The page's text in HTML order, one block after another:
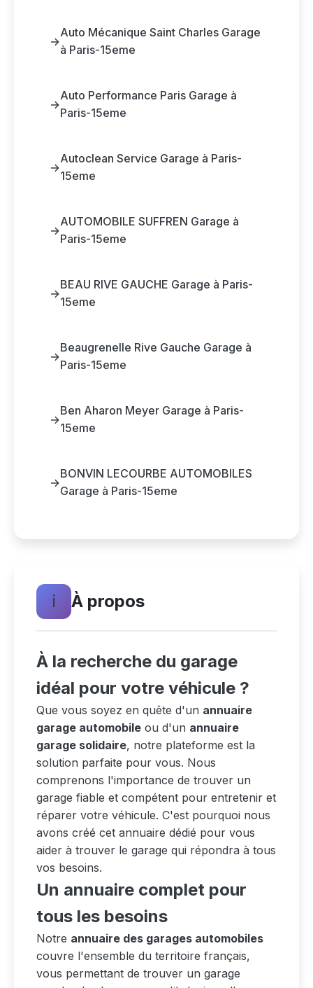
→
Auto Mécanique Saint Charles Garage
à Paris-15eme
→
Auto Performance Paris Garage à
Paris-15eme
→
Autoclean Service Garage à Paris-
15eme
→
AUTOMOBILE SUFFREN Garage à
Paris-15eme
→
BEAU RIVE GAUCHE Garage à Paris-
15eme
→
Beaugrenelle Rive Gauche Garage à
Paris-15eme
→
Ben Aharon Meyer Garage à Paris-
15eme
→
BONVIN LECOURBE AUTOMOBILES
Garage à Paris-15eme
ℹ️ À propos
À la recherche du garage
idéal pour votre véhicule ?
Que vous soyez en quête d'un annuaire
garage automobile ou d'un annuaire
garage solidaire, notre plateforme est la
solution parfaite pour vous. Nous
comprenons l'importance de trouver un
garage fiable et compétent pour entretenir et
réparer votre véhicule. C'est pourquoi nous
avons créé cet annuaire dédié pour vous
aider à trouver le garage qui répondra à tous
vos besoins.
Un annuaire complet pour
tous les besoins
Notre annuaire des garages automobiles
couvre l'ensemble du territoire français,
vous permettant de trouver un garage